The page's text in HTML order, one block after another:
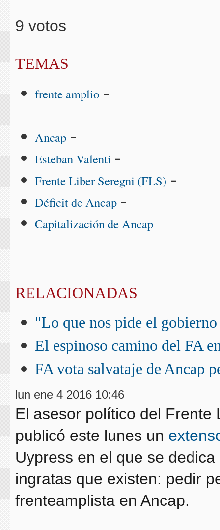
9 votos
TEMAS
frente amplio -
Ancap -
Esteban Valenti -
Frente Liber Seregni (FLS) -
Déficit de Ancap -
Capitalización de Ancap
RELACIONADAS
"Lo que nos pide el
El espinoso camino del FA
FA vota salvataje de Ancap
lun ene 4 2016 10:46
El asesor político del Frente
publicó este lunes un
Uypress en el que se
ingratas que existen: pedir
frenteamplista en Ancap.